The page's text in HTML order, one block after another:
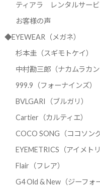
ティアラ レンタルサービ
お客様の声
◆EYEWEAR（メガネ）
杉本圭（スギモトケイ）
中村勘三郎（ナカムラカン
999.9（フォーナインズ）
BVLGARI（ブルガリ）
Cartier（カルティエ）
COCO SONG（ココソング
EYEMETRICS（アイメトリ
Flair（フレア）
G4 Old & New（ジーフォ